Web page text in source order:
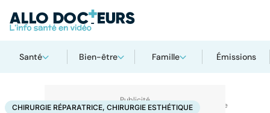
Santé Bien-être Famille Émissions
AccueilSantéMaladiesChirurgie réparatrice, chirurgie esthétique
CHIRURGIE RÉPARATRICE, CHIRURGIE ESTHÉTIQUE